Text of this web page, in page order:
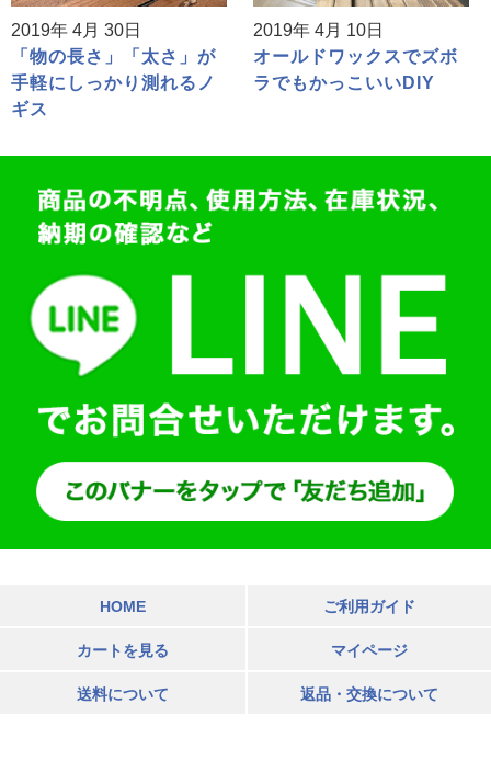
2019年 4月 30日
「物の長さ」「太さ」が
手軽にしっかり測れるノ
ギス
2019年 4月 10日
オールドワックスでズボ
ラでもかっこいいDIY
HOME ご利用ガイド
カートを見る マイページ
送料について 返品・交換について